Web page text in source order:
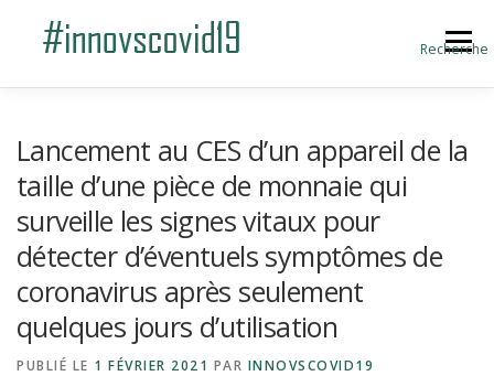
Recherche
Menu
SOUMETTRE UNE INNOVATION
Lancement au CES d’un appareil de la
taille d’une pièce de monnaie qui
surveille les signes vitaux pour
détecter d’éventuels symptômes de
coronavirus après seulement
quelques jours d’utilisation
PUBLIÉ LE 1 FÉVRIER 2021 PAR INNOVSCOVID19